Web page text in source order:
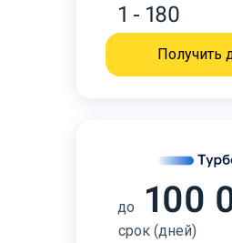
1 - 180
Получить
до 100
срок (дней)